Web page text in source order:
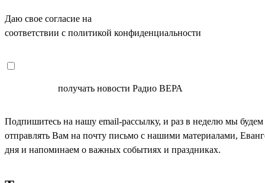
Даю свое согласие на
соответствии с политикой конфиденциальности
получать новости Радио ВЕРА
Подпишитесь на нашу email-рассылку, и раз в неделю мы будем
отправлять Вам на почту письмо с нашими материалами,
дня и напоминаем о важных событиях и праздниках.